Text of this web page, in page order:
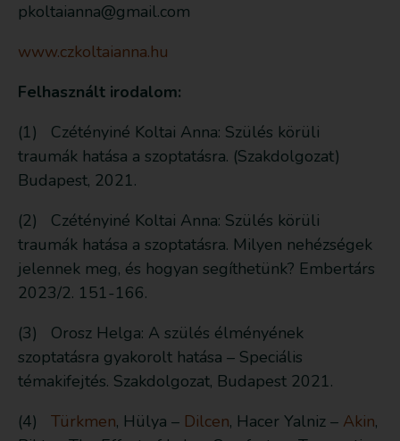
pkoltaianna@gmail.com
www.czkoltaianna.hu
Felhasznált irodalom:
(1) Czétényiné Koltai Anna: Szülés körüli
traumák hatása a szoptatásra. (Szakdolgozat)
Budapest, 2021.
(2) Czétényiné Koltai Anna: Szülés körüli
traumák hatása a szoptatásra. Milyen nehézségek
jelennek meg, és hogyan segíthetünk? Embertárs
2023/2. 151-166.
(3) Orosz Helga: A szülés élményének
szoptatásra gyakorolt hatása – Speciális
témakifejtés. Szakdolgozat, Budapest 2021.
(4)
Türkmen, Hülya – Dilcen, Hacer Yalniz – Akin,